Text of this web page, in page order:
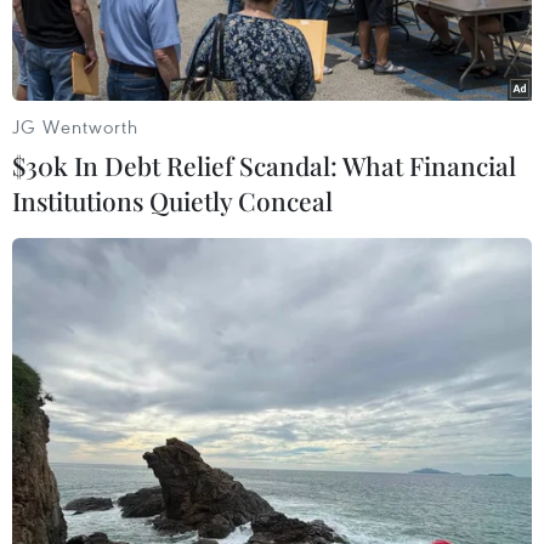
(Nguồn: Getty Images)
Ngân hàng JPMorgan của Mỹ đã đồng ý nộp
phạt 260 triệu USD nhằm dàn xếp cáo buộc
JG Wentworth
$30k In Debt Relief Scandal: What Financial
Institutions Quietly Conceal